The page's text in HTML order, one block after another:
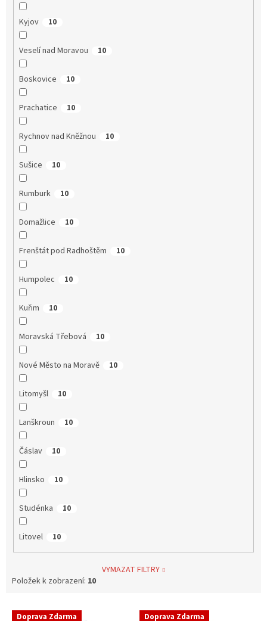
Kyjov 10
Veselí nad Moravou 10
Boskovice 10
Prachatice 10
Rychnov nad Kněžnou 10
Sušice 10
Rumburk 10
Domažlice 10
Frenštát pod Radhoštěm 10
Humpolec 10
Kuřim 10
Moravská Třebová 10
Nové Město na Moravě 10
Litomyšl 10
Lanškroun 10
Čáslav 10
Hlinsko 10
Studénka 10
Litovel 10
VYMAZAT FILTRY
Položek k zobrazení: 10
V Doprava Zdarma Doprava Zdarma